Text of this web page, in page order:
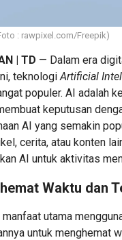
: rawpixel.com/Freepik)
| TD — Dalam era
teknologi Artificial
populer. AI adalah
keputusan
AI yang semakin
cerita, atau konten
AI untuk aktivitas
Waktu dan
manfaat utama
untuk menghemat